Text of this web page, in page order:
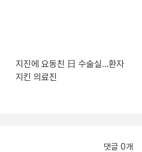
지진에 요동친 日 수술실…환자
지킨 의료진
댓글 0개